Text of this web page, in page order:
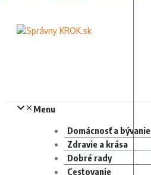
Menu
Domácnosť a bývanie
Zdravie a krása
Dobré rady
Cestovanie